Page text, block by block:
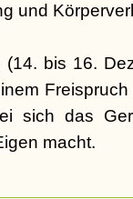
und
bis 16.
sich das
macht.